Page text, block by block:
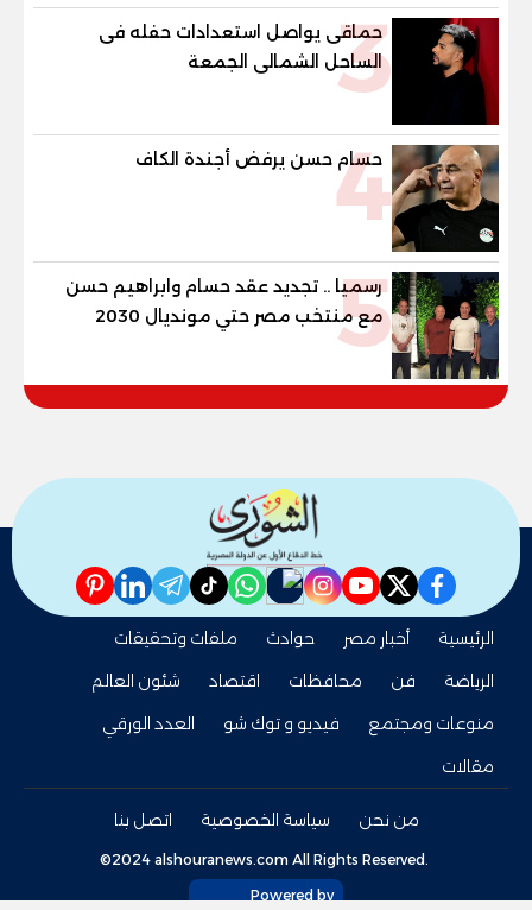
3
حماقى يواصل استعدادات حفله فى
الساحل الشمالى الجمعة
4
حسام حسن يرفض أجندة الكاف
5
رسميا .. تجديد عقد حسام وابراهيم حسن
مع منتخب مصر حتي مونديال 2030
facebook
twitter
youtube
instagram
nabd
whatsapp
tiktok
telegram
linkedin
pinterest
الرئيسية أخبار مصر حوادث
ملفات وتحقيقات
الرياضة
فن محافظات اقتصاد
شئون العالم
منوعات ومجتمع
فيديو و توك شو
العدد الورقي
مقالات
من نحن سياسة الخصوصية اتصل بنا
©2024 alshouranews.com All Rights Reserved.
Powered by